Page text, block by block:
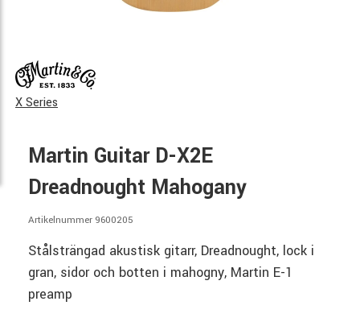
X Series
Martin Guitar D-X2E
Dreadnought Mahogany
Artikelnummer 9600205
Stålsträngad akustisk gitarr, Dreadnought, lock i
gran, sidor och botten i mahogny, Martin E-1
preamp